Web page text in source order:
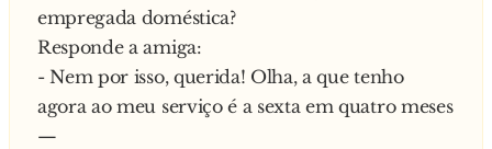
empregada doméstica?
Responde a amiga:
- Nem por isso, querida! Olha, a que tenho
agora ao meu serviço é a sexta em quatro meses
—